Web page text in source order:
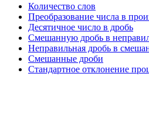
Количество слов
Преобразование числа в
Десятичное число в дробь
Смешанную дробь в
Неправильная дробь в
Смешанные дроби
Стандартное отклонение